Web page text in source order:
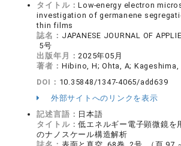
タイトル：Low-energy electron
investigation of germanene
thin films
誌名： JAPANESE JOURNAL OF
5号
出版年月：2025年05月
著者： Hibino, H; Ohta, A; Kageshima,
DOI： 10.35848/1347-4065/add639
外部サイトへのリンクを表示
記述言語： 日本語
タイトル：低エネルギー電子顕微鏡を
のナノスケール構造解析